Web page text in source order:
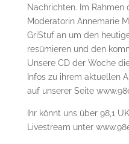
Nachrichten. Im Rahmen
Moderatorin Annemarie
GriStuf an um den
resümieren und den
Unsere CD der Woche
Infos zu ihrem aktuellen
auf unserer Seite
Ihr könnt uns über 98,1
Livestream unter